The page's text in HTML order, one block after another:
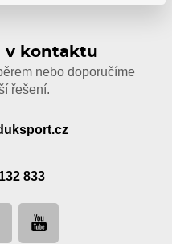
v kontaktu
nebo doporučíme
řešení.
833